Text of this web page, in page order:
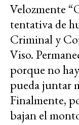
Velozmente
tentativa de
Criminal y
Viso.
porque no
pueda juntar
Finalmente,
bajan el